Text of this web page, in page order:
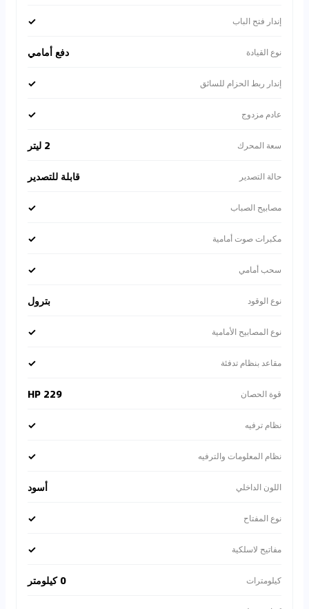
إندار فتح الباب ✓
نوع القيادة دفع أمامي
إندار ربط الحزام للسائق ✓
عادم مزدوج ✓
سعة المحرك 2 ليتر
حالة التصدير قابلة للتصدير
مصابيح الصباب ✓
مكبرات صوت أمامية ✓
سحب أمامي ✓
نوع الوقود بترول
نوع المصابيح الأمامية ✓
مقاعد بنظام تدفئة ✓
قوة الحصان 229 HP
نظام ترفيه ✓
نظام المعلومات والترفيه ✓
اللون الداخلي أسود
نوع المفتاح ✓
مفاتيح لاسلكية ✓
كيلومترات 0 كيلومتر